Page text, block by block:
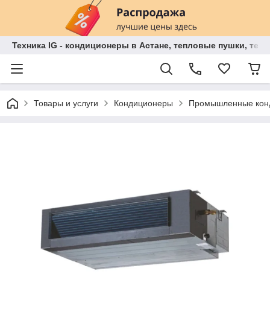
Техника IG - кондиционеры в Астане, тепловые пушки,
Товары и услуги Кондиционеры Промышленные